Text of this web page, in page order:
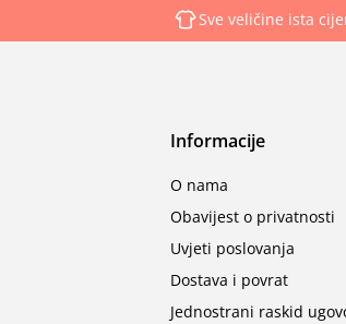
Sve veličine ista
Informacije
O nama
Obavijest o privatnosti
Uvjeti poslovanja
Dostava i povrat
Jednostrani raskid